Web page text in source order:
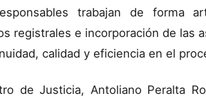
trabajan de forma
registrales e incorporación de las
calidad y eficiencia en el
de Justicia, Antoliano Peralta